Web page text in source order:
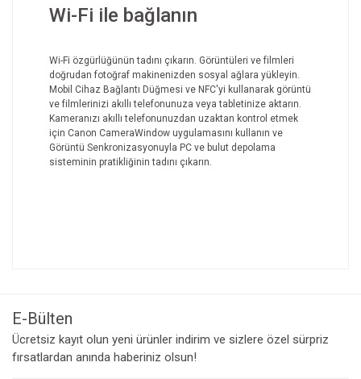
Wi-Fi ile bağlanın
Wi-Fi özgürlüğünün tadını çıkarın. Görüntüleri ve filmleri
doğrudan fotoğraf makinenizden sosyal ağlara yükleyin.
Mobil Cihaz Bağlantı Düğmesi ve NFC'yi kullanarak görüntü
ve filmlerinizi akıllı telefonunuza veya tabletinize aktarın.
Kameranızı akıllı telefonunuzdan uzaktan kontrol etmek
için Canon CameraWindow uygulamasını kullanın ve
Görüntü Senkronizasyonuyla PC ve bulut depolama
sisteminin pratikliğinin tadını çıkarın.
Ürün resmi kalitesiz, bozuk veya görüntülenemiyor.
Ürün açıklamasında eksik bilgiler bulunuyor.
E-Bülten
Ücretsiz kayıt olun yeni ürünler indirim ve sizlere özel sürpriz
fırsatlardan anında haberiniz olsun!